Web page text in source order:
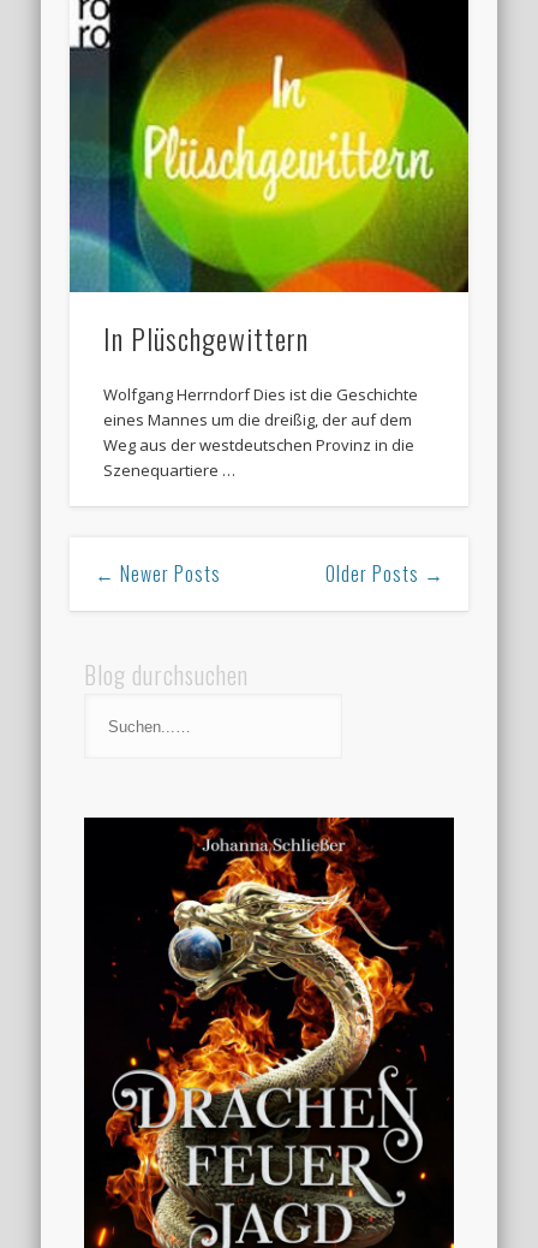
In Plüschgewittern
Wolfgang Herrndorf Dies ist die Geschichte
eines Mannes um die dreißig, der auf dem
Weg aus der westdeutschen Provinz in die
Szenequartiere …
← Newer Posts Older Posts →
Blog durchsuchen